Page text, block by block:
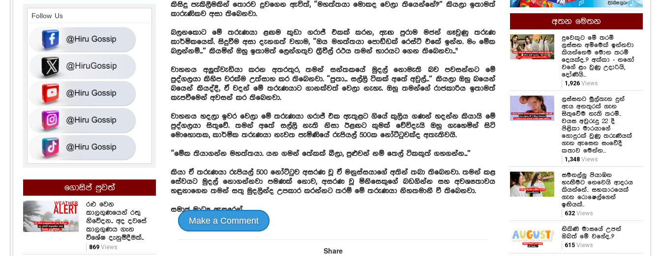
කිසිදු පැකිලීමකින් තොරව දුවගෙන ඇවිත්, “මහත්තයා මොකද වෙලා තියෙන්නේ?” කියලා ඉතාමත්
කාරුණිකව අසා තිබෙනවා.
බලනකොට මේ තරුණයා ළඟම කුඩා ගරාජ් එකක් කරන, ඇඟ පුරාම මජන් ගෑවුණු තරුණ
කාර්මිකයෙක්. සිදුවීම අසා දැනගත් වහාම, “ඔය මහත්තයා පොඩ්ඩක් රෙස්ට් එකේ ඉන්න. මං මේක
බලන්නම්...” කියමින් ඔහු ඉතාමත් ලෙන්ගතුව ත්‍රීවීල් රථය තමන් භාරයට ගෙන තිබෙනවා..."
වාහනය අලුත්වැඩියා කරන අතරතුර, තමන් සන්තකයේ මුදල් නොමැති බව පවසන්නට මේ
පුද්ගලයා කිහිප වරක්ම උත්සාහ කර තිබෙනවා. “පුතා... සල්ලි ටිකක් අතේ අවුල්...” කියලා ඔහු බයෙන්
බයෙන් කියද්දී, ඒ වදන් මේ තරුණයාට ගානක්වත් වෙලා නැහැ. ඔහු තමන්ගේ රාජකාරිය ඉතාමත්
කැපවීමෙන් අවසන් කර තිබෙනවා.
වාහනය හදලා ඉවර වෙලා මේ තරුණයා ගරාජ් එක ඇතුළට ගියේ කුලිය ගණන් හදන්න කියායි මේ
පුද්ගලයා සිතුවේ. තමන් අතේ සල්ලි නැති නිසා ඊළඟට කුමක් වේවිදැයි ඔහු ගැහෙමින් සිටි
මොහොතක, කාර්මික තරුණයා නැවත පැමිණියේ රුපියල් 500ක නෝට්ටුවක්ද අතැතිවයි.
“මේක තියාගන්න මහත්තයා. යන ගමන් තේකක් බීලා, පුළුවන් නම් තෙල් ටිකකුත් ගහගන්න...”
කියා ඒ තරුණයා රුපියල් 500 නෝට්ටුව අසරණ වූ ඒ මනුස්සයාගේ අතින් තබා තිබෙනවා. තමන් කළ
සේවයට මුදල් නොගන්නවා පමණක් නොව, අසරණ වූ මිනිසෙකුගේ බඩගින්න සහ අවශ්‍යතාවය
හඳුනාගෙන තමන් සතු මුදලින්ද උපකාර කරන්නට තරම් මේ තරුණයා නිහතමානී වී තිබෙනවා.
සමාජ මාධ්‍ය ඇසුරෙන්
Make a Comment
Share
අතන මෙතන
දුවෙකුට මේ තරම්
ලස්සන අම්මෙක් ඉන්නවා
කියන්නෙම මොන තරම්
දෙයක්ද..? අක්කා - නගෝ
වගේ ළං වුණු උදාරියි,
දෝණියි...
1,926 Views
ලස්සනට මුල්තැන දුන්
ඇය අනතුරක් ගැන
සිතුවේම නැති තරම්..
වයස අවුරුදු 22 දී
පිළිකා මාරයාගේ
ගොදුරක් වුණු තරුණියක්
ගැන ඇසෙන සංවේදී
කතාව මෙන්න...
1,348 Views
සමනල්ලු පියාඹන
හැඟීමට නෙවෙයි ආදරය
කියන්නේ.. සහකාරයෙක්
ගැන රොෂෙල්ගෙන්
ඉඟියක්..
632 Views
නිකිණි මාසයේ උපන්
ඔබත් මේ වගේද..?
615 Views
Follow Us
ගොසිප් පුවත්
රළු වෙන
කාලගුණයෙන් රතු
නිවේදන.. අද දවසේ
කාලගුණය ගැන
විශේෂ දැනුම්දීමක්..
869Views